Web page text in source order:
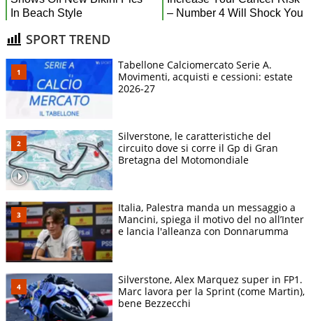
SPORT TREND
Tabellone Calciomercato Serie A.
Movimenti, acquisti e cessioni: estate
2026-27
Silverstone, le caratteristiche del
circuito dove si corre il Gp di Gran
Bretagna del Motomondiale
Italia, Palestra manda un messaggio a
Mancini, spiega il motivo del no all’Inter
e lancia l'alleanza con Donnarumma
Silverstone, Alex Marquez super in FP1.
Marc lavora per la Sprint (come Martin),
bene Bezzecchi